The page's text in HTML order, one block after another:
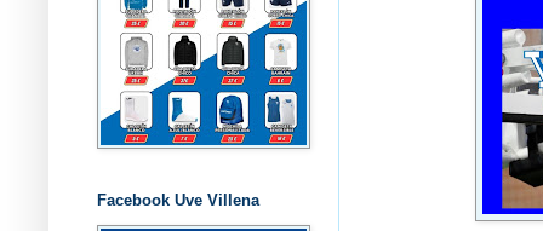
Facebook Uve Villena